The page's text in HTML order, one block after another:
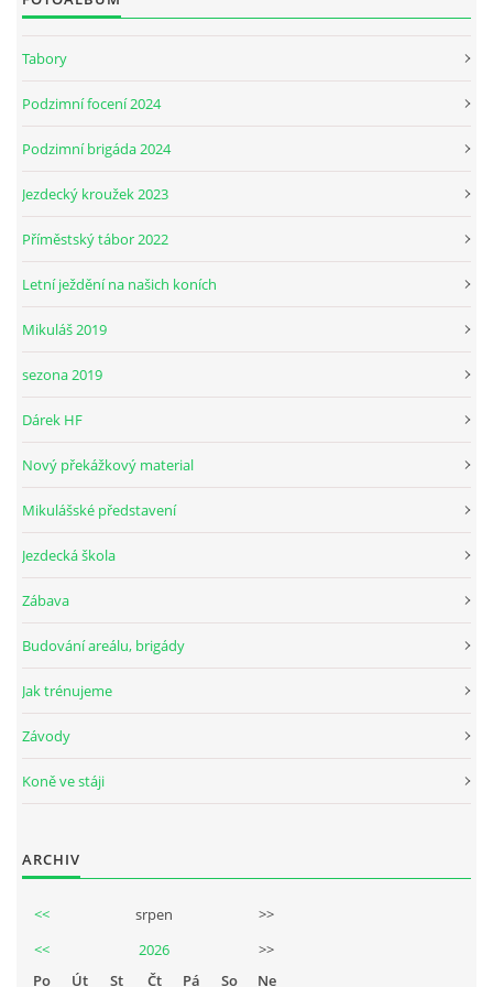
JARNÍ BRIGÁDA SE ODKLÁDÁ.
PODZIMNÍ BRIGÁDA 9.11.2024
VELKÝ PÁTEK-18.4 KROUŽEK BUDE NORMÁLNĚ PROBÍHAT
PRAZDNINOVÝ KROUŽEK
Tabory
Podzimní focení 2024
Podzimní brigáda 2024
Jezdecký kroužek 2023
Příměstský tábor 2022
Letní ježdění na našich koních
Mikuláš 2019
sezona 2019
Dárek HF
Nový překážkový material
Mikulášské představení
Jezdecká škola
Zábava
Budování areálu, brigády
Jak trénujeme
Závody
Koně ve stáji
ARCHIV
<< srpen
>>
<<
2026
>>
Po
Út St Čt Pá So Ne